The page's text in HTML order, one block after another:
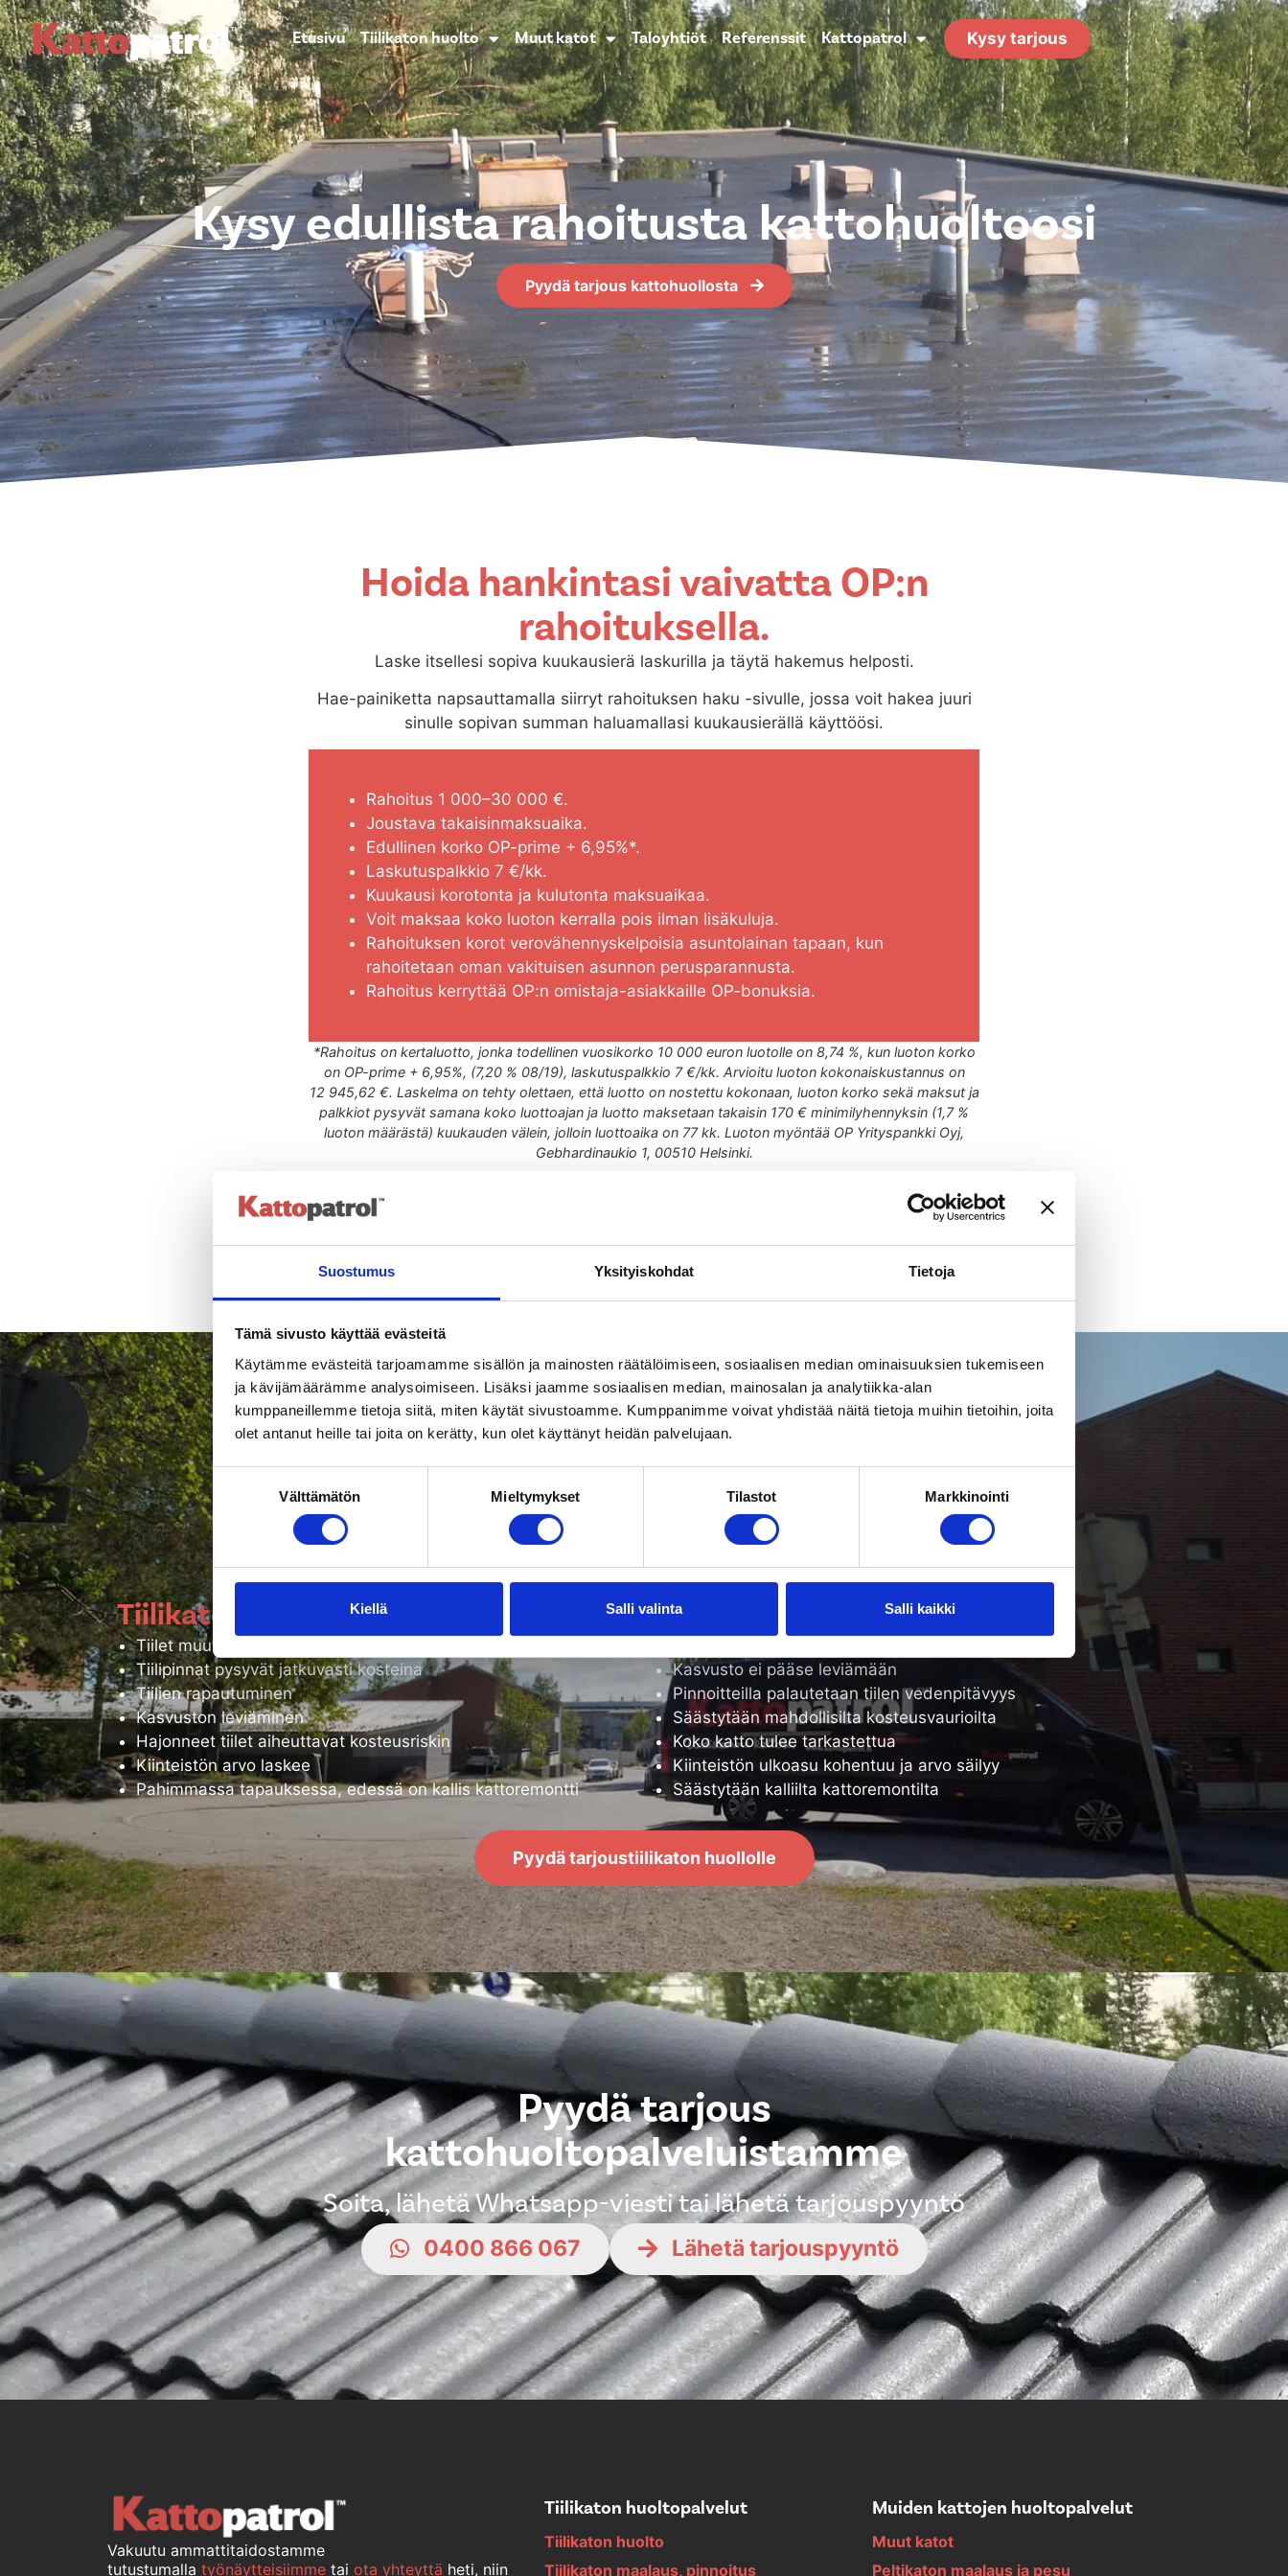
Suostumus Yksityiskohdat Tietoja
Tämä sivusto käyttää evästeitä
Käytämme evästeitä tarjoamamme sisällön ja mainosten räätälöimiseen, sosiaalisen median ominaisuuksien tukemiseen
ja kävijämäärämme analysoimiseen. Lisäksi jaamme sosiaalisen median, mainosalan ja analytiikka-alan
kumppaneillemme tietoja siitä, miten käytät sivustoamme. Kumppanimme voivat yhdistää näitä tietoja muihin tietoihin, joita
olet antanut heille tai joita on kerätty, kun olet käyttänyt heidän palvelujaan.
Suostumuksen
Välttämätön Mieltymykset Tilastot Markkinointi
Kiellä Salli valinta Salli kaikki
Etusivu Tiilikaton huolto Muut katot Taloyhtiöt Referenssit Kattopatrol Kysy tarjous
Kysy edullista rahoitusta kattohuoltoosi
Pyydä tarjous kattohuollosta
Hoida hankintasi vaivatta OP:n
rahoituksella.
Laske itsellesi sopiva kuukausierä laskurilla ja täytä hakemus helposti.
Hae-painiketta napsauttamalla siirryt rahoituksen haku -sivulle, jossa voit hakea juuri
sinulle sopivan summan haluamallasi kuukausierällä käyttöösi.
Rahoitus 1 000–30 000 €.
Joustava takaisinmaksuaika.
Edullinen korko OP-prime + 6,95%*.
Laskutuspalkkio 7 €/kk.
Kuukausi korotonta ja kulutonta maksuaikaa.
Voit maksaa koko luoton kerralla pois ilman lisäkuluja.
Rahoituksen korot verovähennyskelpoisia asuntolainan tapaan, kun
rahoitetaan oman vakituisen asunnon perusparannusta.
Rahoitus kerryttää OP:n omistaja-asiakkaille OP-bonuksia.
*Rahoitus on kertaluotto, jonka todellinen vuosikorko 10 000 euron luotolle on 8,74 %, kun luoton korko
on OP-prime + 6,95%, (7,20 % 08/19), laskutuspalkkio 7 €/kk. Arvioitu luoton kokonaiskustannus on
12 945,62 €. Laskelma on tehty olettaen, että luotto on nostettu kokonaan, luoton korko sekä maksut ja
palkkiot pysyvät samana koko luottoajan ja luotto maksetaan takaisin 170 € minimilyhennyksin (1,7 %
luoton määrästä) kuukauden välein, jolloin luottoaika on 77 kk. Luoton myöntää OP Yrityspankki Oyj,
Gebhardinaukio 1, 00510 Helsinki.
Säännöllinen huolto antaa tiilikatolle paljon
lisää käyttöikää
Tiilikaton huollon, pesun, suoja-ainekäsittelyn tai maalauksen avulla voidaan pidentää ja estää tiilikaton
ennen aikainen vanheneminen, sekä palauttaa tiilipinnat teknisesti toimiviksi.
Tiilikaton uhat ilma huoltoa:
Tiilet muuttuvat ajan kanssa huokoisiksi ja heikoiksi
Tiilipinnat pysyvät jatkuvasti kosteina
Tiilien rapautuminen
Kasvuston leviäminen
Hajonneet tiilet aiheuttavat kosteusriskin
Kiinteistön arvo laskee
Pahimmassa tapauksessa, edessä on kallis kattoremontti
Tiilikaton uhat ilma huoltoa:
Kasvusto ei pääse leviämään
Pinnoitteilla palautetaan tiilen vedenpitävyys
Säästytään mahdollisilta kosteusvaurioilta
Koko katto tulee tarkastettua
Kiinteistön ulkoasu kohentuu ja arvo säilyy
Säästytään kalliilta kattoremontilta
Pyydä tarjoustiilikaton huollolle
Pyydä tarjous
kattohuoltopalveluistamme
Soita, lähetä Whatsapp-viesti tai lähetä tarjouspyyntö
0400 866 067 Lähetä tarjouspyyntö
Vakuutu ammattitaidostamme
tutustumalla työnäytteisiimme tai ota yhteyttä heti, niin
Tiilikaton huoltopalvelut
Tiilikaton huolto
Tiilikaton maalaus, pinnoitus
Muiden kattojen huoltopalvelut
Muut katot
Peltikaton maalaus ja pesu